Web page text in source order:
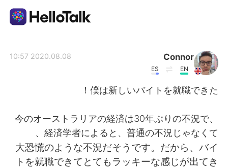
English 简体中文
Connor
EN
ES
2020.08.08 10:57
僕は新しいバイトを就職できた！
今のオーストラリアの経済は30年ぶりの不況で、
経済学者によると、普通の不況じゃなくて、
大恐慌のような不況だそうです。だから、バイ
トを就職できてとてもラッキーな感じが出てき